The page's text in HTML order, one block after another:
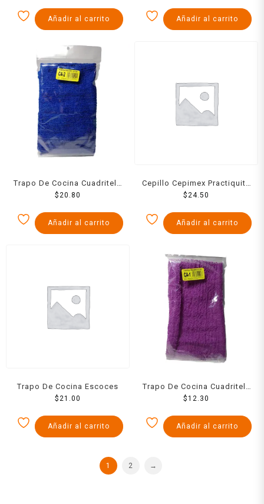
Añadir al carrito Añadir al carrito
Trapo De Cocina Cuadritela
Para Fregaderos
$ 20.80
Añadir al carrito
Cepillo Cepimex Practiquito
Base Blanca
$ 24.50
Añadir al carrito
Trapo De Cocina Escoces
$21.00
Añadir al carrito
Trapo De Cocina Cuadritela
Para Fregaderos Mini
$12.30
Añadir al carrito
1 2 →